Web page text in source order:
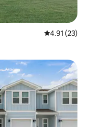
平均评分
4.91 (23)